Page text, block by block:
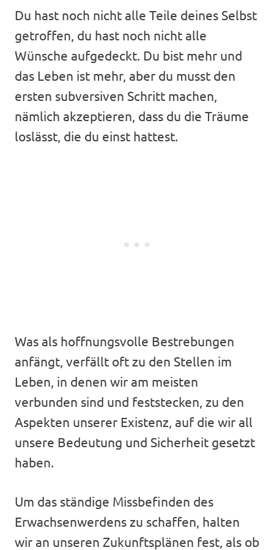
Du hast noch nicht alle Teile deines Selbst
getroffen, du hast noch nicht alle
Wünsche aufgedeckt. Du bist mehr und
das Leben ist mehr, aber du musst den
ersten subversiven Schritt machen,
nämlich akzeptieren, dass du die Träume
loslässt, die du einst hattest.
Was als hoffnungsvolle Bestrebungen
anfängt, verfällt oft zu den Stellen im
Leben, in denen wir am meisten
verbunden sind und feststecken, zu den
Aspekten unserer Existenz, auf die wir all
unsere Bedeutung und Sicherheit gesetzt
haben.
Um das ständige Missbefinden des
Erwachsenwerdens zu schaffen, halten
wir an unseren Zukunftsplänen fest, als ob